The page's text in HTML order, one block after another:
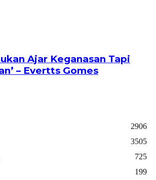
Ajar Keganasan Tapi
– Evertts Gomes
2906
3505
725
199